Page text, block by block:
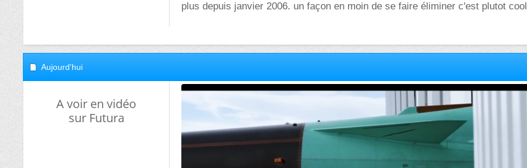
plus depuis janvier 2006. un façon en moin de se faire éliminer c'est plutot cool
Aujourd'hui
A voir en vidéo
sur Futura